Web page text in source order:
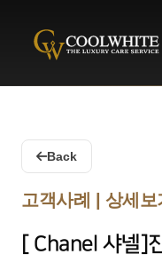
Coolwhite
Back
고객사례 | 상세보
[ Chanel 샤넬]